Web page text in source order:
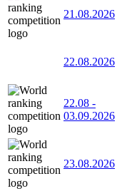
21.08.2026
22.08.2026
22.08 -
03.09.2026
23.08.2026